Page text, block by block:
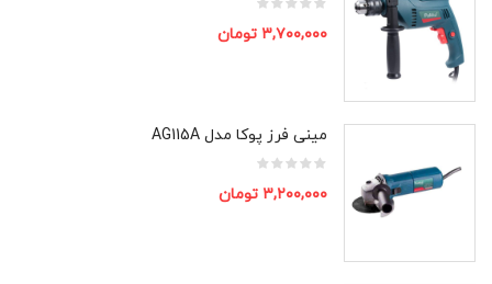
۳,۷۰۰,۰۰۰ تومان
مینی فرز پوکا مدل AG115A
۳,۲۰۰,۰۰۰ تومان